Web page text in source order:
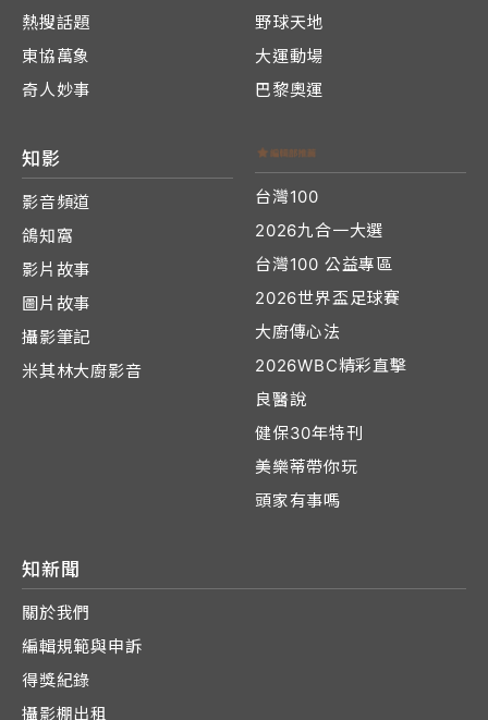
熱搜話題
東協萬象
奇人妙事
野球天地
大運動場
巴黎奧運
知影
影音頻道
鴿知窩
影片故事
圖片故事
攝影筆記
米其林大廚影音
台灣100
2026九合一大選
台灣100 公益專區
2026世界盃足球賽
大廚傳心法
2026WBC精彩直擊
良醫說
健保30年特刊
美樂蒂帶你玩
頭家有事嗎
知新聞
關於我們
編輯規範與申訴
得獎紀錄
攝影棚出租